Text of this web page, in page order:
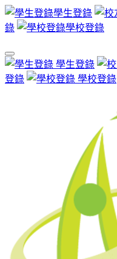
學生登錄
錄
學校登錄
學生登錄
登錄
學校登錄